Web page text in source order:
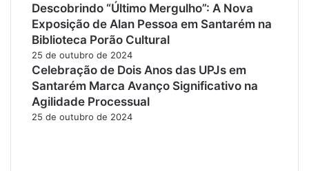
Descobrindo “Último Mergulho”: A Nova
Exposição de Alan Pessoa em Santarém na
Biblioteca Porão Cultural
25 de outubro de 2024
Celebração de Dois Anos das UPJs em
Santarém Marca Avanço Significativo na
Agilidade Processual
25 de outubro de 2024